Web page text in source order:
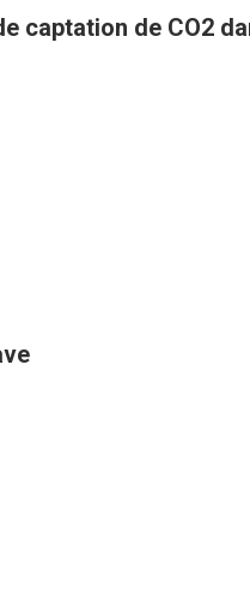
captation de CO2